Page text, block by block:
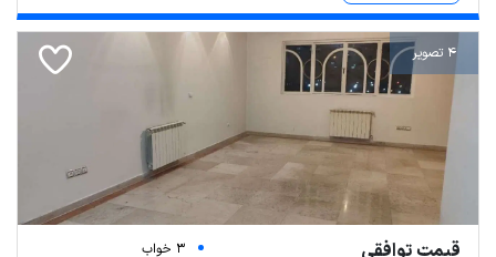
4 تصویر
قیمت توافقی
3 خواب